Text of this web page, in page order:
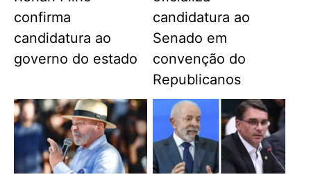
confirma
candidatura ao
governo do estado
candidatura ao
Senado em
convenção do
Republicanos